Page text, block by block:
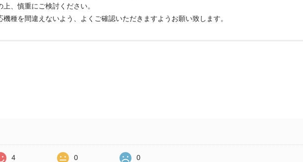
、慎重にご検討ください。
種を間違えないよう、よくご確認いただきますようお願い致します。
4 0 0